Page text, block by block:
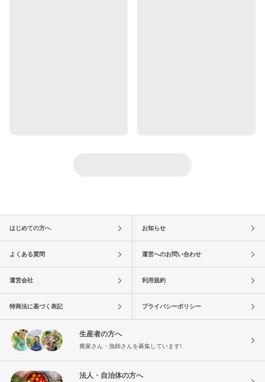
はじめての方へ お知らせ
よくある質問 運営へのお問い合わせ
運営会社 利用規約
特商法に基づく表記 プライバシーポリシー
生産者の方へ
農家さん・漁師さんを募集しています!
法人・自治体の方へ